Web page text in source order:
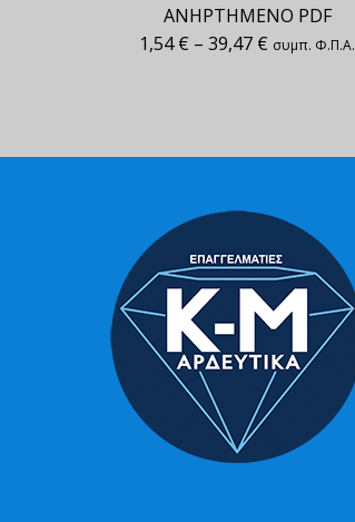
ΑΝΗΡΤΗΜΕΝΟ PDF
1,54€ – 39,47 € συμπ. Φ.Π.Α.